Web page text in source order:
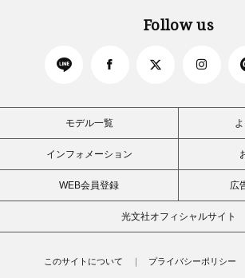
Follow us
モデル一覧
インフォメーション
WEB会員登録 広
光文社オフィシャルサイト
このサイトについて プライバシーポリシー